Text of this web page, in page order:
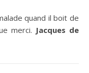
quand il boit de
merci. Jacques de